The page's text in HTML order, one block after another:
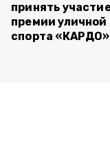
принять
премии уличной
спорта «КАРДО»